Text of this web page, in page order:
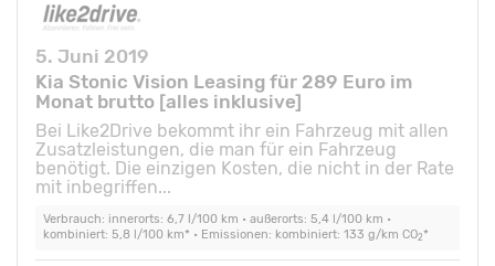
5. Juni 2019
Kia Stonic Vision Leasing für 289 Euro im
Monat brutto [alles inklusive]
Bei Like2Drive bekommt ihr ein Fahrzeug mit allen
Zusatzleistungen, die man für ein Fahrzeug
benötigt. Die einzigen Kosten, die nicht in der Rate
mit inbegriffen...
Verbrauch: innerorts: 6,7 l/100 km • außerorts: 5,4 l/100 km •
kombiniert: 5,8 l/100 km* • Emissionen: kombiniert: 133 g/km CO2*